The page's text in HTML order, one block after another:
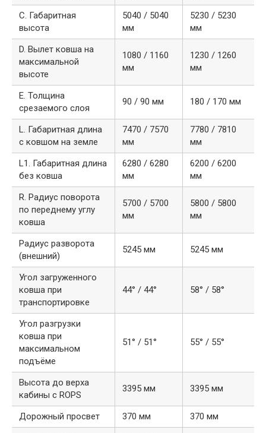
C. Габаритная
высота
5040 / 5040
мм
5230 / 5230
мм
D. Вылет ковша на
максимальной
высоте
1080 / 1160
мм
1230 / 1260
мм
E. Толщина
срезаемого слоя
90 / 90 мм 180 / 170 мм
L. Габаритная длина
с ковшом на земле
7470 / 7570
мм
7780 / 7810
мм
L1. Габаритная длина
без ковша
6280 / 6280
мм
6200 / 6200
мм
R. Радиус поворота
по переднему углу
ковша
5700 / 5700
мм
5800 / 5800
мм
Радиус разворота
(внешний)
5245 мм 5245 мм
Угол загруженного
ковша при
транспортировке
44° / 44° 58° / 58°
Угол разгрузки
ковша при
максимальном
подъёме
51° / 51° 55° / 55°
Высота до верха
кабины с ROPS
3395 мм 3395 мм
Дорожный просвет 370 мм
370 мм